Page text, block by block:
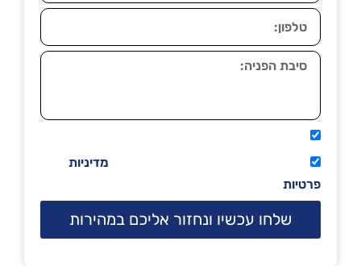
מדיניות
פרטיות
שלחו עכשיו ונחזור אליכם במהירות